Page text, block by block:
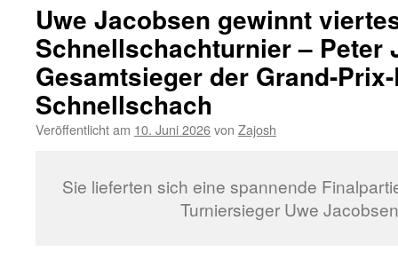
stark
–
Prix-
Reihe
im
Uwe Jacobsen gewinnt
Schnellschachturnier – Peter
Gesamtsieger der Grand-
Schnellschach
Veröffentlicht am 10. Juni 2026von Zajosh
Sie lieferten sich eine spannende
Turniersieger Uwe